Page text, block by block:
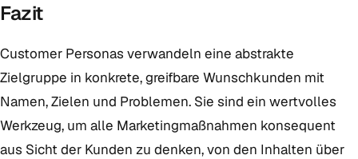
Fazit
Customer Personas verwandeln eine abstrakte
Zielgruppe in konkrete, greifbare Wunschkunden mit
Namen, Zielen und Problemen. Sie sind ein wertvolles
Werkzeug, um alle Marketingmaßnahmen konsequent
aus Sicht der Kunden zu denken, von den Inhalten über